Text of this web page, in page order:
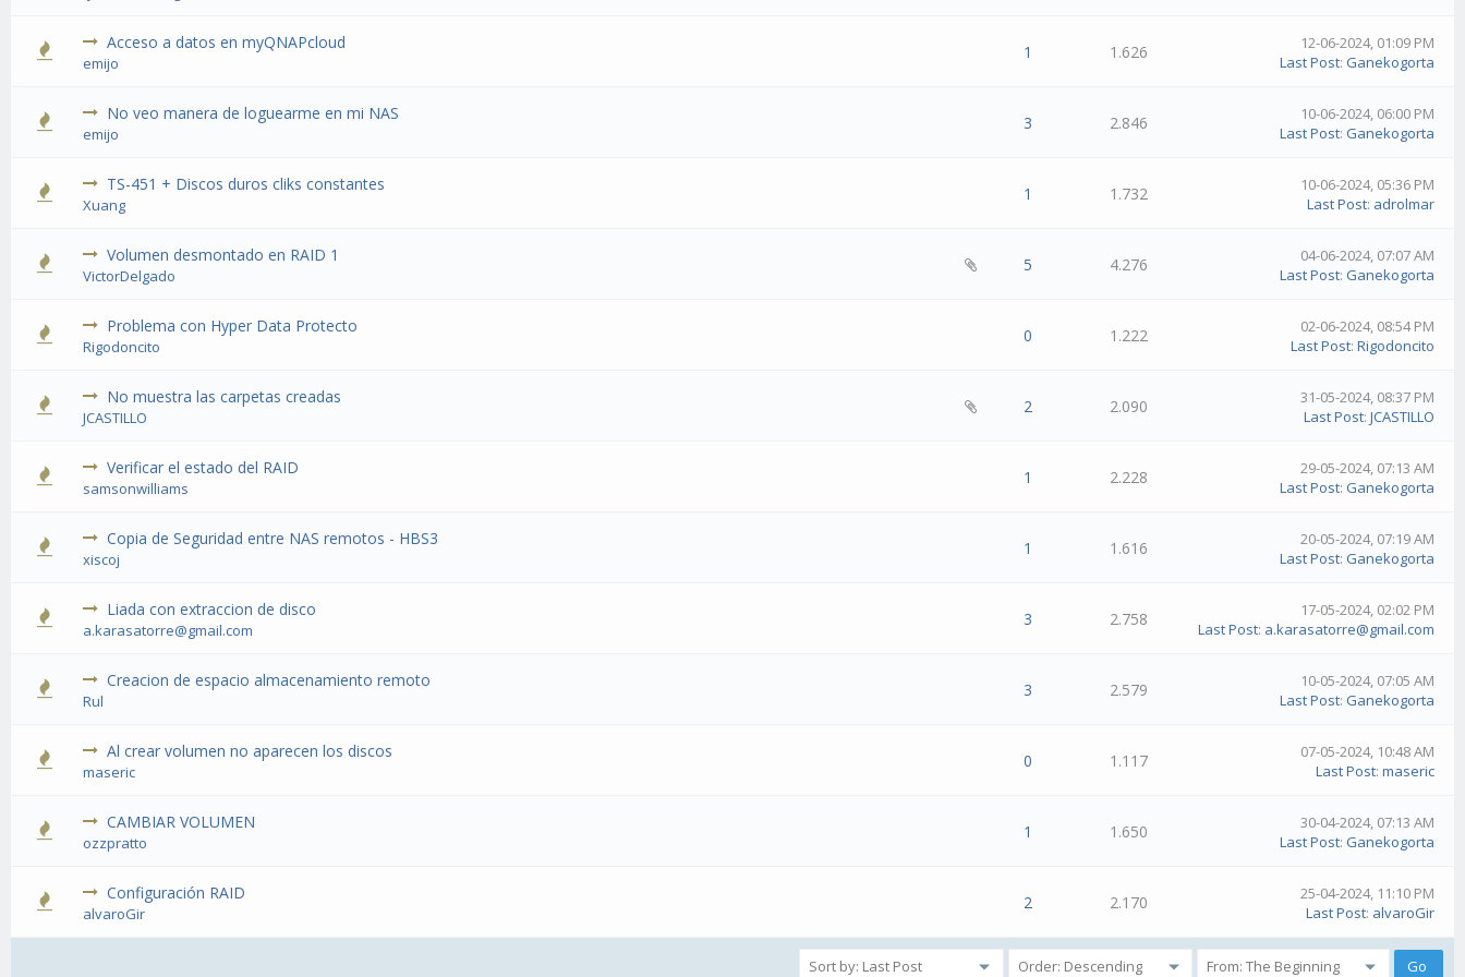
Acceso a datos en myQNAPcloud
emijo
1 1.626
12-06-2024, 01:09 PM
Last Post: Ganekogorta
No veo manera de loguearme en mi NAS
emijo
3 2.846
10-06-2024, 06:00 PM
Last Post: Ganekogorta
TS-451 + Discos duros cliks constantes
Xuang
1 1.732
10-06-2024, 05:36 PM
Last Post: adrolmar
Volumen desmontado en RAID 1
VictorDelgado
5 4.276
04-06-2024, 07:07 AM
Last Post: Ganekogorta
Problema con Hyper Data Protecto
Rigodoncito
0 1.222
02-06-2024, 08:54 PM
Last Post:Rigodoncito
No muestra las carpetas creadas
JCASTILLO
2 2.090
31-05-2024, 08:37 PM
Last Post:JCASTILLO
Verificar el estado del RAID
samsonwilliams
1 2.228
29-05-2024, 07:13 AM
Last Post: Ganekogorta
Copia de Seguridad entre NAS remotos - HBS3
xiscoj
1 1.616
20-05-2024, 07:19 AM
Last Post: Ganekogorta
Liada con extraccion de disco
a.karasatorre@gmail.com
3 2.758
17-05-2024, 02:02 PM
Last Post: a.karasatorre@gmail.com
Creacion de espacio almacenamiento remoto
Rul
3 2.579
10-05-2024, 07:05 AM
Last Post: Ganekogorta
Al crear volumen no aparecen los discos
maseric
0 1.117
07-05-2024, 10:48 AM
Last Post:maseric
CAMBIAR VOLUMEN
ozzpratto
1 1.650
30-04-2024, 07:13 AM
Last Post: Ganekogorta
Configuración RAID
alvaroGir
2 2.170
25-04-2024, 11:10 PM
Last Post: alvaroGir